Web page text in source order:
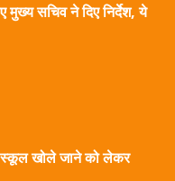
सचिव ने दिए निर्देश, ये
खोले जाने को लेकर